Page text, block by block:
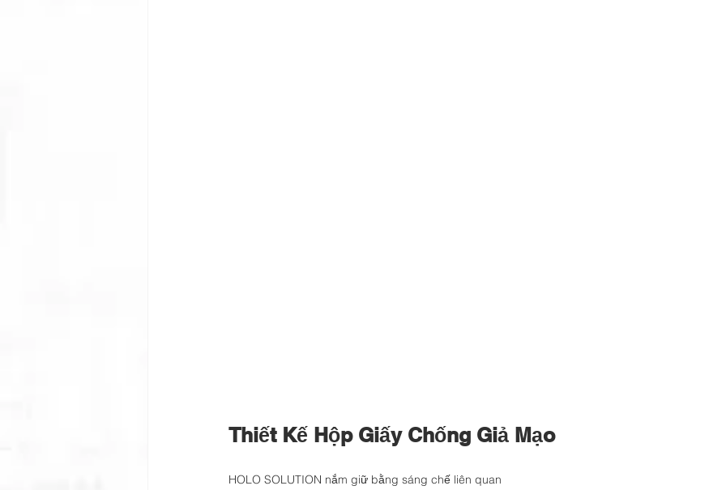
Thiết Kế Hộp Giấy Chống Giả Mạo
HOLO SOLUTION nắm giữ bằng sáng chế liên quan